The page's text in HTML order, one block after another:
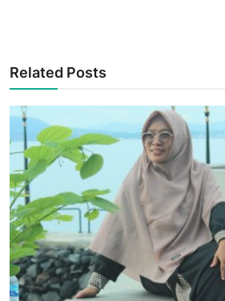
Related Posts